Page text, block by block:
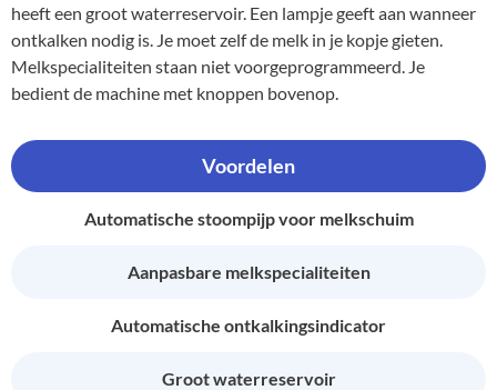
heeft een groot waterreservoir. Een lampje geeft aan wanneer
ontkalken nodig is. Je moet zelf de melk in je kopje gieten.
Melkspecialiteiten staan niet voorgeprogrammeerd. Je
bedient de machine met knoppen bovenop.
Voordelen
Automatische stoompijp voor melkschuim
Aanpasbare melkspecialiteiten
Automatische ontkalkingsindicator
Groot waterreservoir